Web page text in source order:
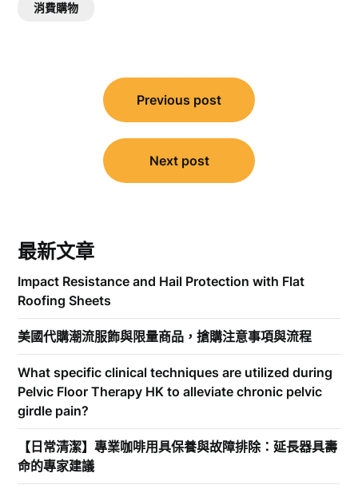
消費購物
Previous post
Next post
最新文章
Impact Resistance and Hail Protection with Flat
Roofing Sheets
美國代購潮流服飾與限量商品，搶購注意事項與流程
What specific clinical techniques are utilized during
Pelvic Floor Therapy HK to alleviate chronic pelvic
girdle pain?
【日常清潔】專業咖啡用具保養與故障排除：延長器具壽
命的專家建議